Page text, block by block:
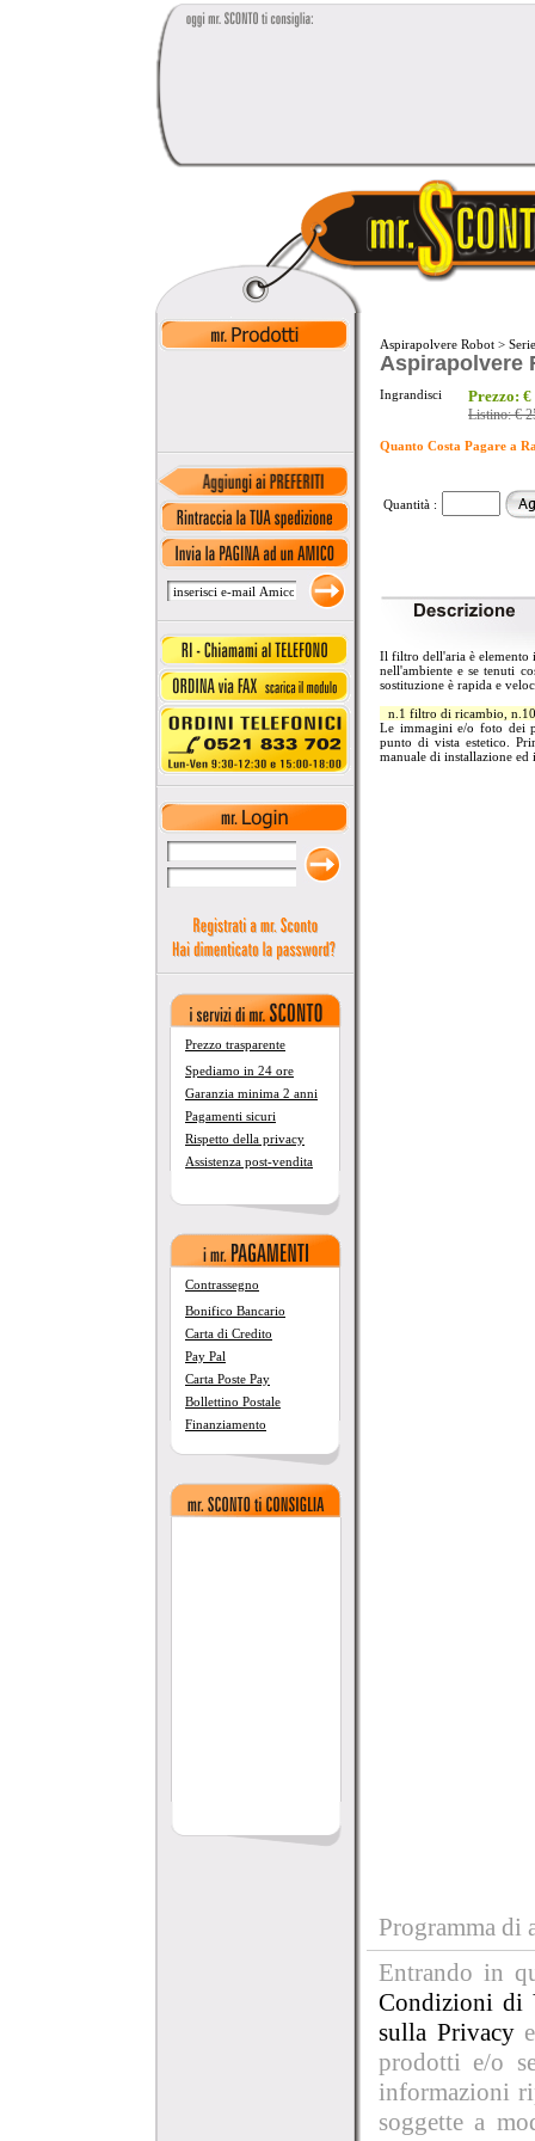
Prezzo trasparente
Spediamo in 24 ore
Garanzia minima 2 anni
Pagamenti sicuri
Rispetto della privacy
Assistenza post-vendita
Contrassegno
Bonifico Bancario
Carta di Credito
Pay Pal
Carta Poste Pay
Bollettino Postale
Finanziamento
Aspirapolvere Robot >
Aspirapolvere
Ingrandisci Prezzo: €
Listino:€
Quanto Costa Pagare a
Quantità :
Il filtro dell'aria è elemento
nell'ambiente e se tenuti
sostituzione è rapida e
n.1 filtro di ricambio,
Le immagini e/o foto dei
punto di vista estetico.
manuale di installazione
Programma di
Entrando in
Condizioni di
sulla Privacy
prodotti e/o
informazioni
soggette a